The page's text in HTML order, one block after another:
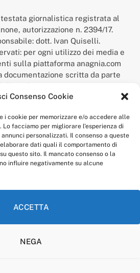
Consenso Cookie
i cookie per memorizzare e/o accedere alle
Lo facciamo per migliorare l'esperienza di
personalizzati. Il consenso a queste
dati quali il comportamento di
questo sito. Il mancato consenso o la
influire negativamente su alcune
ACCETTA
NEGA
testata giornalistica registrata al
autorizzazione n. 2394/17.
dott. Ivan Quiselli.
per ogni utilizzo dei media e
sulla piattaforma anagnia.com
scritta da parte
della redazione.
registrato presso l’Ufficio Italiano
Economico,
del 9 febbraio 2017.
redazione@anagnia.com
POLICY